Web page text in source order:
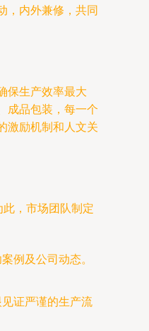
，内外兼修，共同
保生产效率最大
成品包装，每一个
激励机制和人文关
，市场团队制定
例及公司动态。
证严谨的生产流